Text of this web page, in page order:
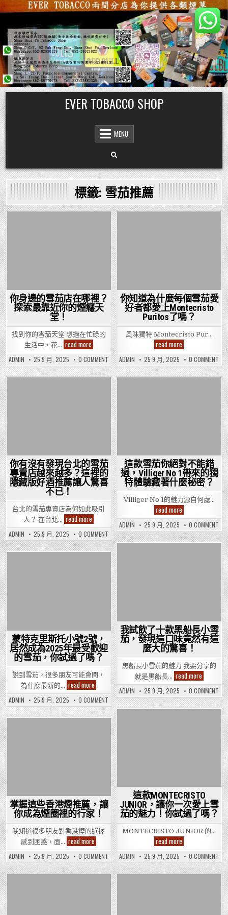
Skip
to
content
EVER TOBACCO SHOP
MENU
標籤: 雪茄推薦
你身邊的雪茄店在哪裡？
探索最靠近你的煙癮天
堂！
找到你的雪茄天堂 想過在忙碌的
生活中，花… read more你
身
邊
的
雪
茄
煙
癮
天
堂！
ADMIN 25 9 月, 2025 0 COMMENT ON
你
身
邊
的
雪
茄
店
在
哪
裡？
探
索
最
靠
近
你
的
煙
癮
天
堂！
你知道為什麼每個雪茄愛
好者都愛上Montecristo
Puritos了嗎？
風味獨特 Montecristo Pur…
read more
知
道
為
什
麼
Puritos
了
嗎？
ADMIN 25 9 月, 2025 0 COMMENT ON
你
知
道
為
什
麼
每
個
雪
茄
愛
好
者
都
愛
上
了
你有沒有發現台北的雪茄
專賣店越來越多？這裡的
隱藏版好酒推薦讓人驚喜
不已！
台北的雪茄專賣店為何如此吸引
人？ 在台北… read more
有
沒
有
發
現
多？
這
裡
的
隱
藏
版
好
酒
推
薦
讓
人
驚
ADMIN 25 9 月, 2025 0 COMMENT ON
你
有
沒
有
發
現
台
北
的
雪
茄
專
賣
店
越
來
越
多？
這
裡
的
隱
藏
版
好
酒
推
薦
讓
人
驚
喜
不
已！
這款雪茄你絕對不能錯
過，Villiger No 1帶來的獨
特體驗藏著什麼秘密？
Villiger No 1的魅力源自何處…
read more
款
雪
茄
你
絕
獨
特
體
驗
藏
著
什
麼
秘
密？
ADMIN 25 9 月, 2025 0 COMMENT ON
這
款
雪
茄
你
絕
對
不
能
錯
NO
帶
來
的
獨
特
體
驗
藏
著
什
麼
秘
我試飲了十款黑船長小雪
茄，發現這口味竟然有這
麼大的驚喜！
黑船長小雪茄的魅力 我要分享的
就是黑船長… read more我
試
飲
了
十
款
竟
然
有
這
麼
大
的
驚
ADMIN 25 9 月, 2025 0 COMMENT ON
我
試
飲
了
十
款
黑
船
長
小
雪
發
現
這
口
味
竟
然
有
這
麼
大
的
驚
喜
蒙特克里斯托小號2號，
居然成為2025年最受歡迎
的雪茄，你試過了嗎？
說到雪茄，很多朋友可能會問，
為什麼最新的… read more
特
克
里
斯
托
受
歡
迎
的
雪
茄，
你
過
了
嗎？
ADMIN 25 9 月, 2025 0 COMMENT ON
蒙
特
克
里
斯
托
小
號
號，
居
然
成
為
2025
年
最
受
歡
迎
的
雪
茄，
你
試
過
了
嗎？
這款MONTECRISTO
JUNIOR，讓你一次愛上雪
茄的魅力！你試過了嗎？
MONTECRISTO JUNIOR 的…
read more
款
MONTECRISTO
JUNIOR，
讓
你
ADMIN 25 9 月, 2025 0 COMMENT ON
這
款
讓
你
一
次
愛
掌握這些香港煙推薦，讓
你成為煙圈裡的行家！
我知道很多朋友對香港煙的選擇
感到困惑，面… read more
握
這
些
香
港
ADMIN 25 9 月, 2025 0 COMMENT ON
掌
握
這
些
香
港
煙
推
薦，